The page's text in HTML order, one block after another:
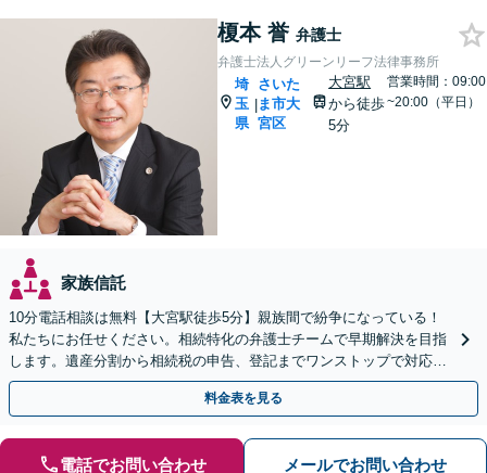
榎本 誉 弁護士
弁護士法人グリーンリーフ法律事務所
埼
玉
県
|
さいた
ま市大
宮区
大宮駅
から徒歩
5分
営業時間：09:00
~20:00（平日）
家族信託
10分電話相談は無料【大宮駅徒歩5分】親族間で紛争になっている！
私たちにお任せください。相続特化の弁護士チームで早期解決を目指
します。遺産分割から相続税の申告、登記までワンストップで対応可
能【休日・夜間対応可】
料金表を見る
電話でお問い合わせ メールでお問い合わせ